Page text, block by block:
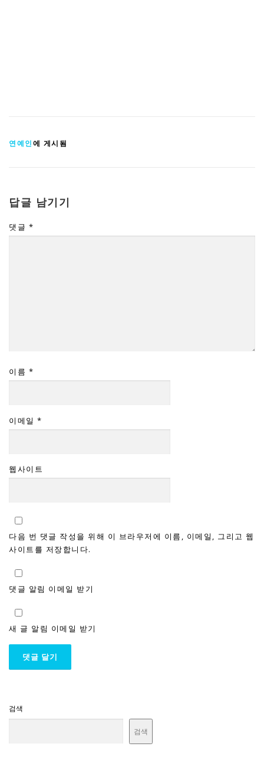
연예인에 게시됨
답글 남기기
댓글 *
이름 *
이메일 *
웹사이트
다음 번 댓글 작성을 위해 이 브라우저에 이름, 이메일, 그리고 웹
사이트를 저장합니다.
댓글 알림 이메일 받기
새 글 알림 이메일 받기
검색
검색